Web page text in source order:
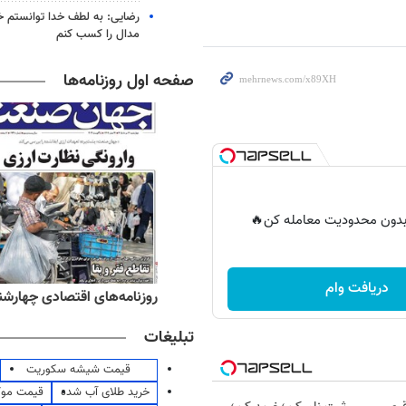
بدون محدودیت معامله کن🔥
دریافت وام
رضایی: به لطف خدا توانستم
مدال را کسب کنم
صفحه اول روزنامه‌ها
صبح چهارشنبه ۱۴ مرداد ۱۴۰۵ روزنامه‌های اقتصادی چهارشنبه ۱۴ مرداد
تبلیغات
قیمت شیشه سکوریت
خرید طلای آب شده
قیمت